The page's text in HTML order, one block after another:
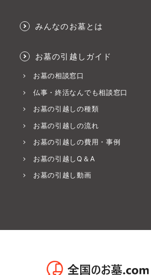
みんなのお墓とは
お墓の引越しガイド
お墓の相談窓口
仏事・終活なんでも相談窓口
お墓の引越しの種類
お墓の引越しの流れ
お墓の引越しの費用・事例
お墓の引越しQ＆A
お墓の引越し動画